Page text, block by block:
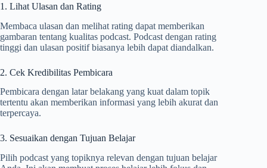
1. Lihat Ulasan dan Rating
Membaca ulasan dan melihat rating dapat memberikan
gambaran tentang kualitas podcast. Podcast dengan rating
tinggi dan ulasan positif biasanya lebih dapat diandalkan.
2. Cek Kredibilitas Pembicara
Pembicara dengan latar belakang yang kuat dalam topik
tertentu akan memberikan informasi yang lebih akurat dan
terpercaya.
3. Sesuaikan dengan Tujuan Belajar
Pilih podcast yang topiknya relevan dengan tujuan belajar